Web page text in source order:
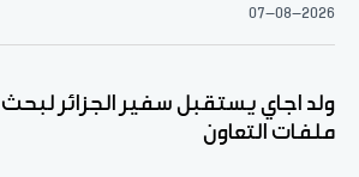
07-08-2026
ولد اجاي يستقبل سفير الجزائر لبحث
ملفات التعاون